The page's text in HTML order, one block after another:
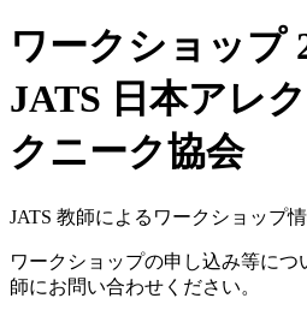
ワークショップ
JATS 日本アレ
クニーク協会
JATS 教師によるワークショップ情
ワークショップの申し込み等に
師にお問い合わせください。